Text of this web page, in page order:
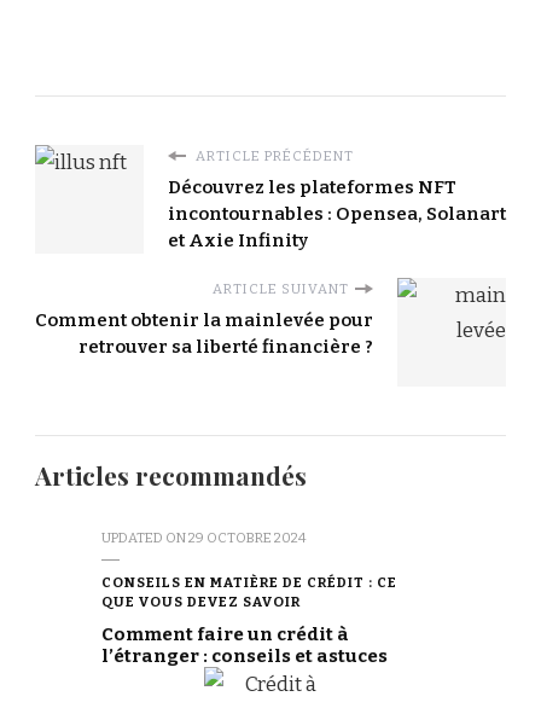
ARTICLE PRÉCÉDENT
Découvrez les plateformes NFT
incontournables : Opensea, Solanart
et Axie Infinity
ARTICLE SUIVANT
Comment obtenir la mainlevée pour
retrouver sa liberté financière ?
Articles recommandés
UPDATED ON29 OCTOBRE 2024
CONSEILS EN MATIÈRE DE CRÉDIT : CE
QUE VOUS DEVEZ SAVOIR
Comment faire un crédit à
l’étranger : conseils et astuces